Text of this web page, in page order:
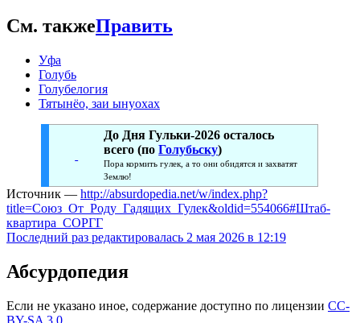
См. такжеПравить
Уфа
Голубь
Голубелогия
Тятынёо, заи ынуохах
До Дня Гульки-2026 осталось
всего(поГолубьску)
Пора кормить гулек, а то они обидятся и захватят
Землю!
Источник — http://absurdopedia.net/w/index.php?
title=Союз_От_Роду_Гадящих_Гулек&oldid=554066#Штаб-
квартира_СОРГГ
Последний раз редактировалась 2 мая 2026 в 12:19
Абсурдопедия
Если не указано иное, содержание доступно по лицензии CC-
BY-SA 3.0